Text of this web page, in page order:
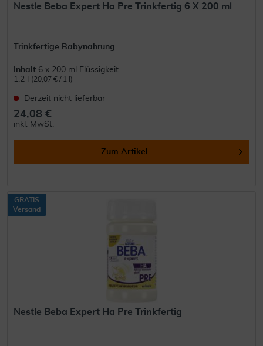
Nestle Beba Expert Ha Pre Trinkfertig 6 X 200 ml
Trinkfertige Babynahrung
Inhalt 6 x 200 ml Flüssigkeit
1.2 l
(20,07 € / 1 l)
Derzeit nicht lieferbar
24,08 €
inkl. MwSt.
Zum Artikel
GRATIS
Versand
Nestle Beba Expert Ha Pre Trinkfertig